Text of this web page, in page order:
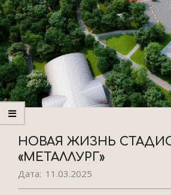
НОВАЯ ЖИЗНЬ
«МЕТАЛЛУРГ»
Дата: 11.03.2025